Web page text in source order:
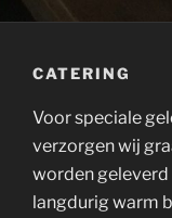
CATERING
Voor speciale
verzorgen wij
worden geleverd
langdurig warm